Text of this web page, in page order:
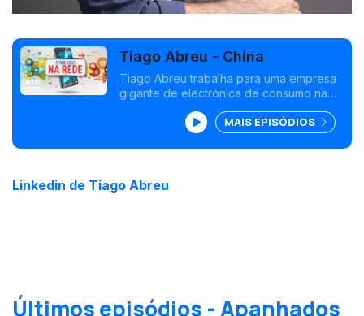
Tiago Abreu - China
Tiago Abreu trabalha para uma empresa
gigante de electrónica de consumo na
MAIS EPISÓDIOS
Linkedin de Tiago Abreu
Últimos episódios - Apanhados